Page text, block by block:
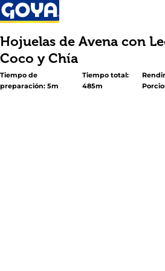
Hojuelas de Avena con
Coco y Chía
Tiempo de
preparación: 5m
Tiempo total:
485m